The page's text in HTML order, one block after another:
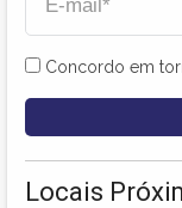
Concordo em
Locais